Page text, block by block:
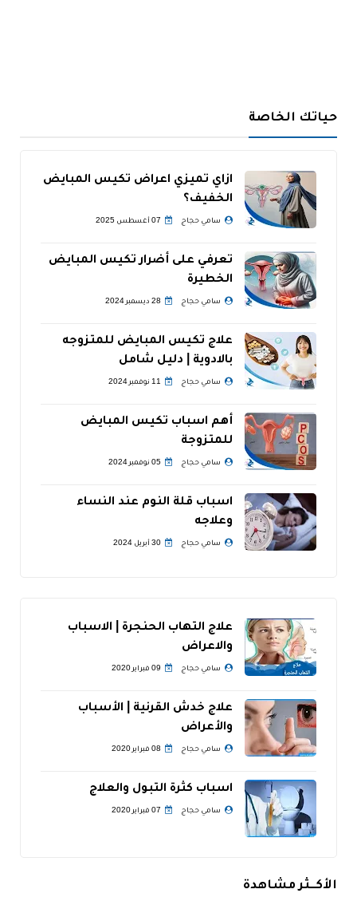
حياتك الخاصة
ازاي تميزي اعراض تكيس المبايض
الخفيف؟
سامي حجاج 07 أغسطس 2025
تعرفي على أضرار تكيس المبايض
الخطيرة
سامي حجاج 28 ديسمبر 2024
علاج تكيس المبايض للمتزوجه
بالادوية | دليل شامل
سامي حجاج 11 نوفمبر 2024
أهم اسباب تكيس المبايض
للمتزوجة
سامي حجاج 05 نوفمبر 2024
اسباب قلة النوم عند النساء
وعلاجه
سامي حجاج 30 أبريل 2024
علاج التهاب الحنجرة | الاسباب
والاعراض
سامي حجاج 09 فبراير 2020
علاج خدش القرنية | الأسباب
والأعراض
سامي حجاج 08 فبراير 2020
اسباب كثرة التبول والعلاج
سامي حجاج 07 فبراير 2020
الأكــثر مشاهدة